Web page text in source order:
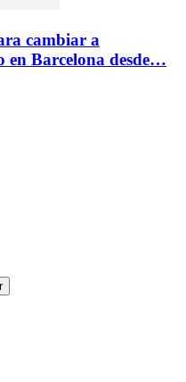
cambiar a
en Barcelona desde…